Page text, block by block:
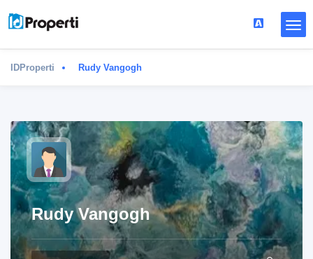
IDProperti Rudy Vangogh
Rudy Vangogh